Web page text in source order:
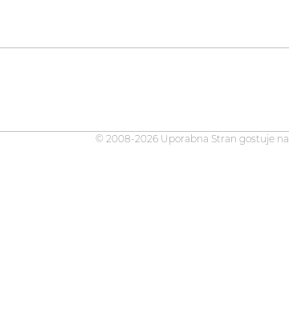
© 2008-2026 Uporabna Stran gostuje na